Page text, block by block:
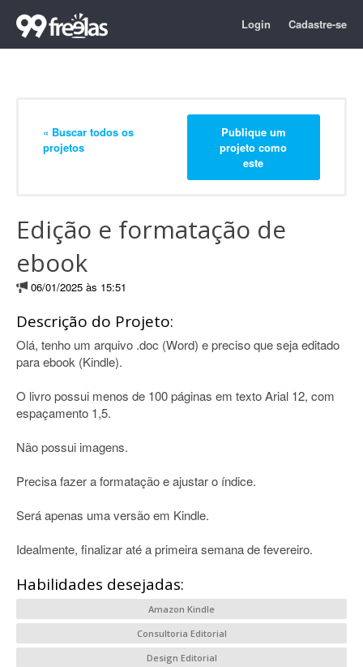
Login Cadastre-se
« Buscar todos os
projetos
Publique um
projeto como
este
Edição e formatação de
ebook
06/01/2025 às 15:51
Descrição do Projeto:
Olá, tenho um arquivo .doc (Word) e preciso que seja editado
para ebook (Kindle).
O livro possui menos de 100 páginas em texto Arial 12, com
espaçamento 1,5.
Não possui imagens.
Precisa fazer a formatação e ajustar o índice.
Será apenas uma versão em Kindle.
Idealmente, finalizar até a primeira semana de fevereiro.
Habilidades desejadas:
Amazon Kindle
Consultoria Editorial
Design Editorial